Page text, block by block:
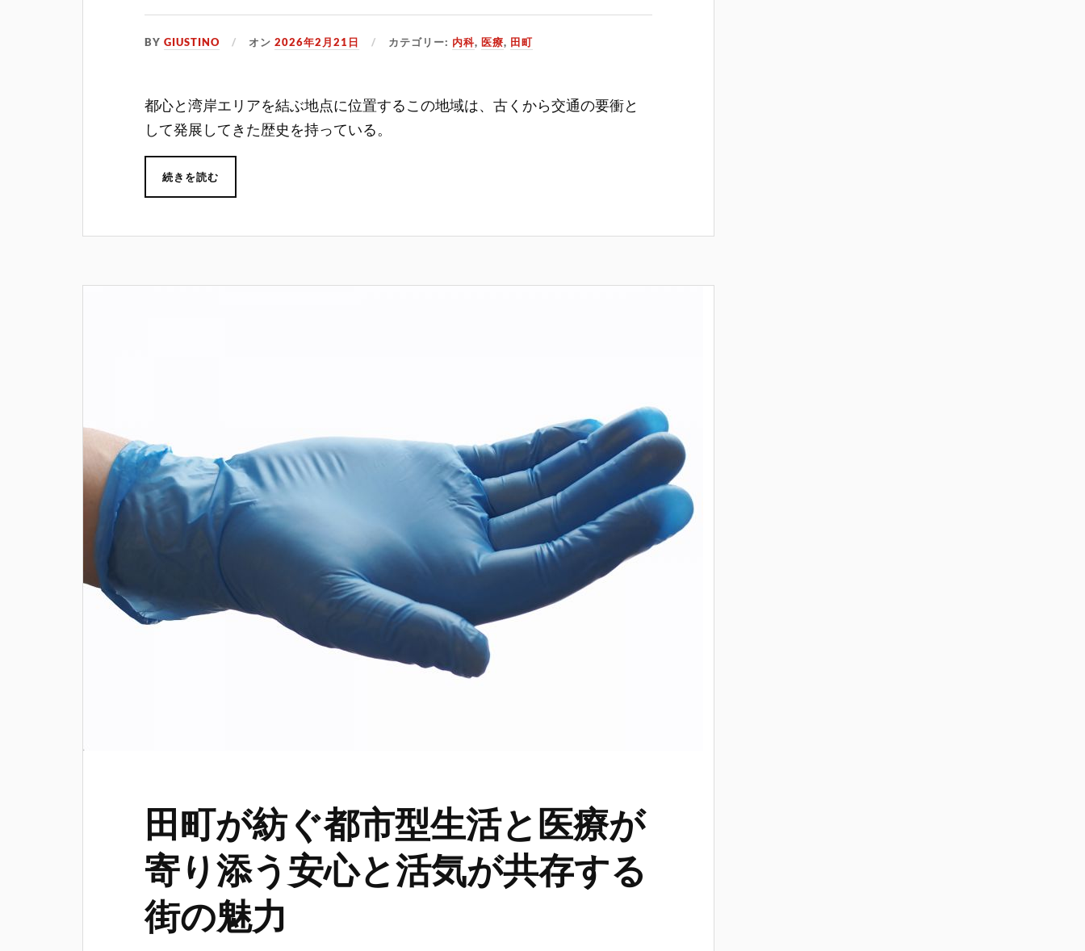
BYGIUSTINO オン2026年2月21日 カテゴリー: 内科, 医療, 田町
都心と湾岸エリアを結ぶ地点に位置するこの地域は、古くから交通の要衝と
して発展してきた歴史を持っている。
続きを読む
田町が紡ぐ都市型生活と医療が
寄り添う安心と活気が共存する
街の魅力